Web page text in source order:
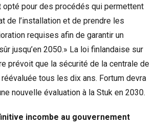
pour des procédés qui permettent
de l’installation et de prendre les
requises afin de garantir un
jusqu’en 2050.» La loi finlandaise sur
prévoit que la sécurité de la centrale de
tous les dix ans. Fortum devra
nouvelle évaluation à la Stuk en 2030.
incombe au gouvernement